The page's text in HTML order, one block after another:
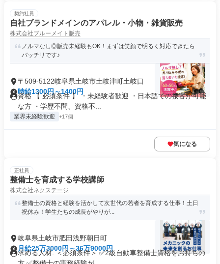
契約社員
自社ブランドメインのアパレル・小物・雑貨販売
株式会社ブルーメイト販売
ノルマなし◎販売未経験もOK！まずは笑顔で明るく対応できたら
バッチリです♪
〒509-5122岐阜県土岐市土岐津町土岐口
時給1300円～1400円
資格 【 必須条件 】 ・未経験者歓迎 ・日本語での接客が可能
な方 ・学歴不問、資格不...
業界未経験歓迎 +17個
気になる
正社員
整備士を育成する学校講師
株式会社ネクステージ
整備士の資格と経験を活かして次世代の若者を育成する仕事！土日
祝休み！学生たちの成長がやりが...
岐阜県土岐市肥田浅野朝日町
月給25万3000円～36万9000円
求める人材: ＜必須条件＞ ✅2級自動車整備士資格をお持ちの